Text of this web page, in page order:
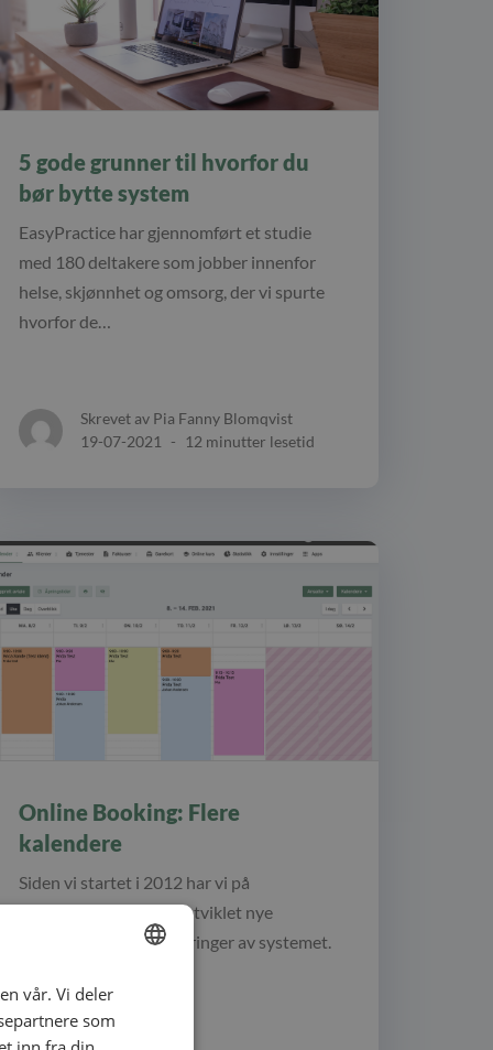
5 gode grunner til hvorfor du
bør bytte system
EasyPractice har gjennomført et studie
med 180 deltakere som jobber innenfor
helse, skjønnhet og omsorg, der vi spurte
hvorfor de…
Skrevet av Pia Fanny Blomqvist
19-07-2021
- 12 minutter lesetid
Online Booking: Flere
kalendere
Siden vi startet i 2012 har vi på
EasyPractice løpende utviklet nye
funksjoner og oppdateringer av systemet.
ENGLISH
SWEDISH
vår. Vi deler
som